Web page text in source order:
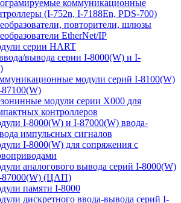
коммуникационные
(I-752n, I-7188En, PDS-700)
повторители, шлюзы
EtherNet/IP
серии HART
вывода серии I-8000(W) и I-
модули серий I-8100(W)
модули серии X000 для
контроллеров
I-8000(W) и I-87000(W) ввода-
импульсных сигналов
I-8000(W) для сопряжения с
аналогового вывода серий I-8000(W)
87000(W) (ЦАП)
памяти I-8000
дискретного ввода-вывода серий I-